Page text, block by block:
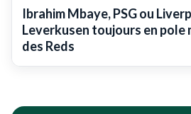
Ibrahim Mbaye, PSG ou
Leverkusen toujours en pole
des Reds